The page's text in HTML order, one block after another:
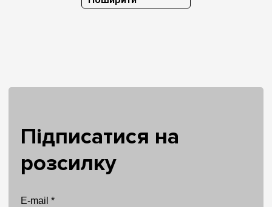
Підписатися на
розсилку
E-mail *